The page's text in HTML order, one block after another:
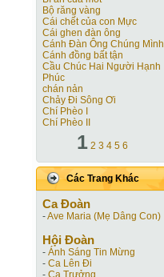
Bộ răng vàng
Cái chết của con Mực
Cái ghen đàn ông
Cánh Ðàn Ông Chúng Mình
Cánh đồng bất tận
Cầu Chúc Hai Người Hạnh
Phúc
chán nản
Chảy Đi Sông Ơi
Chí Phèo I
Chí Phèo II
1 2 3 4 5 6
Các Trang Khác
Ca Ðoàn
-Ave Maria (Mẹ Dâng Con)
Hội Ðoàn
- Ánh Sáng Tin Mừng
- Ca Lên Đi
- Ca Trưởng